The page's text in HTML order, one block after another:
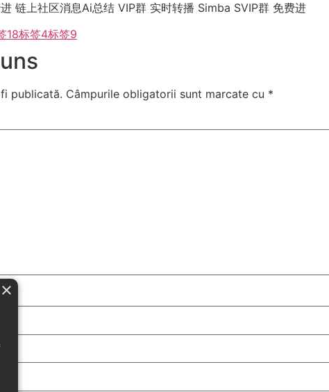
链上社区消息Ai总结 VIP群 实时转播 Simba SVIP群 免费进
18标签4标签9
publicată. Câmpurile obligatorii sunt marcate cu *
×